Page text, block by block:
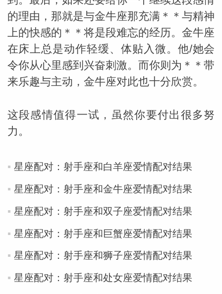
miller
的理由，那就是与金牛座那充满＊＊与精神
上的快感的＊＊将是段难忘的经历。金牛座
在床上总是动作轻缓、体贴入微。他/她会
令你从心里感到兴奋刺激。而你则为＊＊带
来乐趣与主动，金牛座对此也十分欣赏。
这段感情值得一试，虽然你要付出很多努
力。
星座配对：射手座和白羊座爱情配对结果
星座配对：射手座和金牛座爱情配对结果
星座配对：射手座和双子座爱情配对结果
星座配对：射手座和巨蟹座爱情配对结果
星座配对：射手座和狮子座爱情配对结果
星座配对：射手座和处女座爱情配对结果